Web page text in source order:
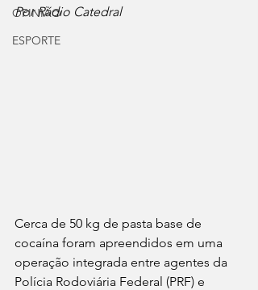
OPINIÃO
ESPORTE
Por Rádio Catedral
Cerca de 50 kg de pasta base de
cocaína foram apreendidos em uma
operação integrada entre agentes da
Polícia Rodoviária Federal (PRF) e